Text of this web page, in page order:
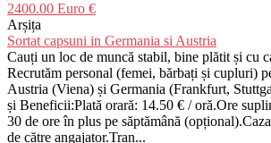
2400.00 Euro €
Arșița
Sortat capsuni in Germania si Austria
Cauți un loc de muncă stabil, bine plătit și cu
Recrutăm personal (femei, bărbați și cupluri)
Austria (Viena) și Germania (Frankfurt,
și Beneficii:Plată orară: 14.50 € / oră.Ore
30 de ore în plus pe săptămână
de către angajator.Tran...